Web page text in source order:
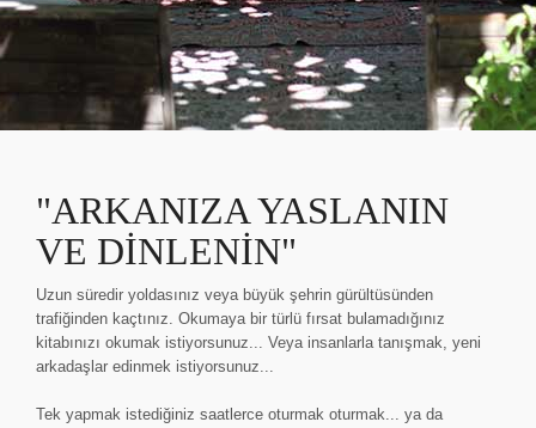
"ARKANIZA YASLANIN
VE DINLENIN"
Uzun süredir yoldasınız veya büyük şehrin gürültüsünden
trafiğinden kaçtınız. Okumaya bir türlü fırsat bulamadığınız
kitabınızı okumak istiyorsunuz... Veya insanlarla tanışmak, yeni
arkadaşlar edinmek istiyorsunuz...
Tek yapmak istediğiniz saatlerce oturmak oturmak... ya da